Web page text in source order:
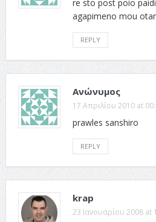
re sto post poio
agapimeno mou
REPLY
Ανώνυμος
17 Απριλίου 2010 at
prawles sanshiro
REPLY
krap
23 Ιανουαρίου 2008 at